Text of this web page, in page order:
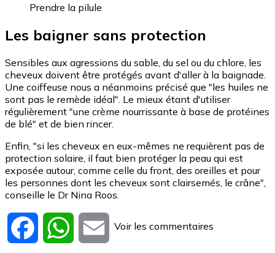
Prendre la pilule
Les baigner sans protection
Sensibles aux agressions du sable, du sel ou du chlore, les
cheveux doivent être protégés avant d'aller à la baignade.
Une coiffeuse nous a néanmoins précisé que "les huiles ne
sont pas le remède idéal". Le mieux étant d'utiliser
régulièrement "une crème nourrissante à base de protéines
de blé" et de bien rincer.
Enfin, "si les cheveux en eux-mêmes ne requièrent pas de
protection solaire, il faut bien protéger la peau qui est
exposée autour, comme celle du front, des oreilles et pour
les personnes dont les cheveux sont clairsemés, le crâne",
conseille le Dr Nina Roos.
Facebook WhatsApp
Email
Voir les commentaires